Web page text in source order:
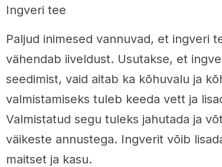
Ingveri tee
Paljud inimesed vannuvad, et ingveri
vähendab iiveldust. Usutakse, et
seedimist, vaid aitab ka kõhuvalu ja
valmistamiseks tuleb keeda vett ja
Valmistatud segu tuleks jahutada ja
väikeste annustega. Ingverit võib
maitset ja kasu.